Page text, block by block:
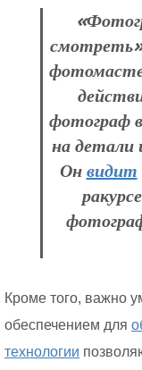
фотограф
на детали
Онвидит
Кроме того, важно
обеспечением для
технологии